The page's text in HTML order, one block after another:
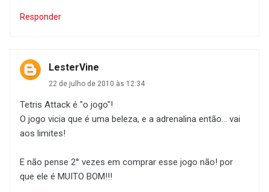
Responder
LesterVine
22 de julho de 2010 às 12:34
Tetris Attack é "o jogo"!
O jogo vicia que é uma beleza, e a adrenalina então... vai
aos limites!
E não pense 2° vezes em comprar esse jogo não! por
que ele é MUITO BOM!!!